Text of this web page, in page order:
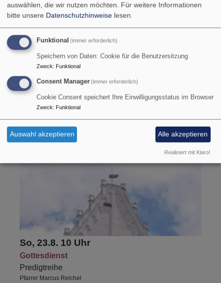
So, 23.8. 9 Uhr
Gottesdienst
Predigtreihe
Pfarrer Marcus Reichel
Riedheim Ambrosiuskirche Riedheim
So, 23.8. 10 Uhr
Gottesdienst
Predigtreihe
Pfarrer Marcus Reichel
auswählen, die wir nutzen möchten. Für weitere Informationen
bitte unsere Datenschutzhinweise lesen.
Funktional (immer erforderlich)
Speichern von Daten: Cookie für die Benutzersitzung
Zweck: Funktional
Consent Manager(immer erforderlich)
Cookie Consent speichert Ihre Einwilligungsstatus im Browser
Zweck: Funktional
Auswahl akzeptieren Alle akzeptieren
Realisiert mit Klaro!